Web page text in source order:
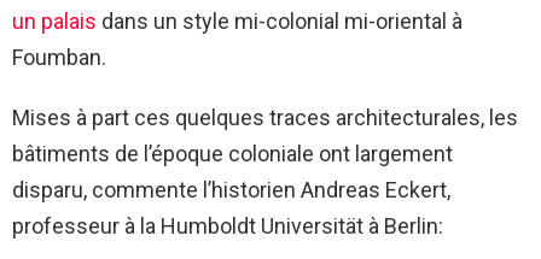
un palais dans un style mi-colonial mi-oriental à
Foumban.
Mises à part ces quelques traces architecturales, les
bâtiments de l’époque coloniale ont largement
disparu, commente l’historien Andreas Eckert,
professeur à la Humboldt Universität à Berlin: